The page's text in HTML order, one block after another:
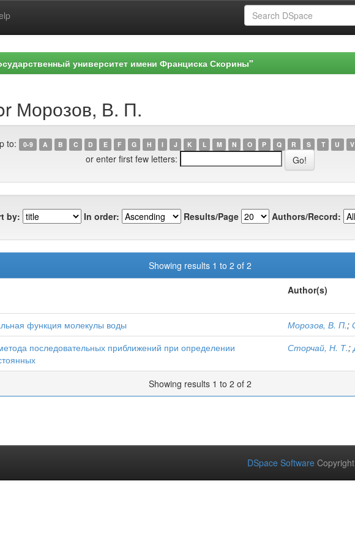
университет имени Франциска Скорины"
Морозов, В. П.
to: 0-9 A B C D E F G H I J K L M N O P Q R S T U V
or enter first few letters:
by: In order: Results/Page Authors/Record:
Showing results 1 to 2 of 2
Author(s)
функция молекулы воды Морозов, В. П.;
последовательных приближений при определении
Сторчай, Н. Т.;
Showing results 1 to 2 of 2
DSpace Software